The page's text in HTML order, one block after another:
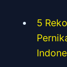
5